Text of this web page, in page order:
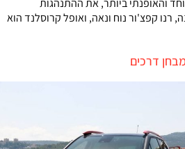
והאופנתי ביותר, את ההתנהגות
רנו קפצ'ור נוח ונאה, ואופל קרוסלנד הוא